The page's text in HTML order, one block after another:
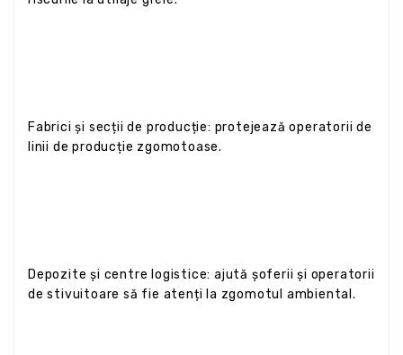
Fabrici și secții de producție: protejează operatorii de
linii de producție zgomotoase.
Depozite și centre logistice: ajută șoferii și operatorii
de stivuitoare să fie atenți la zgomotul ambiental.